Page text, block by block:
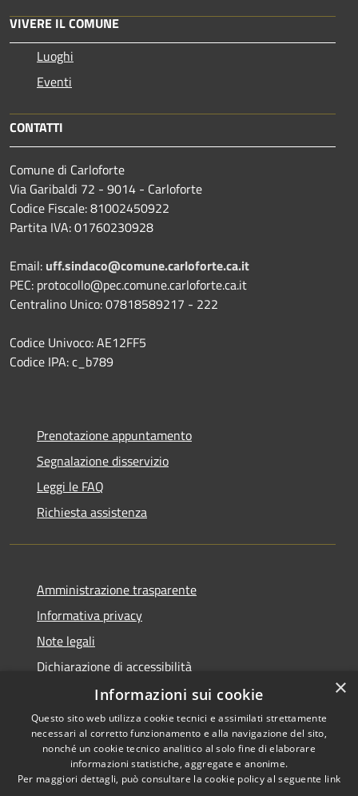
VIVERE IL COMUNE
Luoghi
Eventi
CONTATTI
Comune di Carloforte
Via Garibaldi 72 - 9014 - Carloforte
Codice Fiscale: 81002450922
Partita IVA: 01760230928
Email: uff.sindaco@comune.carloforte.ca.it
PEC: protocollo@pec.comune.carloforte.ca.it
Centralino Unico: 07818589217 - 222
Codice Univoco: AE12FF5
Codice IPA: c_b789
Prenotazione appuntamento
Segnalazione disservizio
Leggi le FAQ
Richiesta assistenza
Amministrazione trasparente
Informativa privacy
Note legali
Dichiarazione di accessibilità
Accessibilità
Privacy
Copyright © 2026 • Comune di
Carloforte • Powered by
Municipium•Accesso
×
Informazioni sui cookie
Questo sito web utilizza cookie tecnici e assimilati strettamente
necessari al corretto funzionamento e alla navigazione del sito,
nonché un cookie tecnico analitico al solo fine di elaborare
informazioni statistiche, aggregate e anonime.
Per maggiori dettagli, può consultare la cookie policy al seguente link